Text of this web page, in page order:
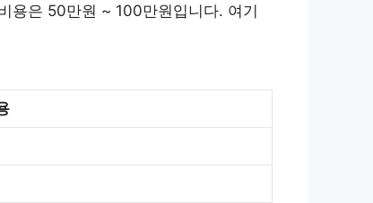
용은 50만원 ~ 100만원입니다. 여기